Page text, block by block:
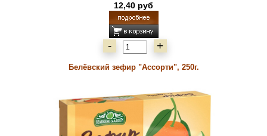
12,40 руб
- +
Белёвский зефир "Ассорти", 250г.